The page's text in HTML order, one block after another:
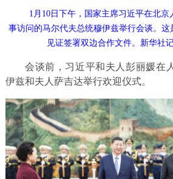
1月10日下午，国家主席习近平在北京
事访问的马尔代夫总统穆伊兹举行会谈。这
见证签署双边合作文件。新华社
会谈前，习近平和夫人彭丽媛在
伊兹和夫人萨吉达举行欢迎仪式。